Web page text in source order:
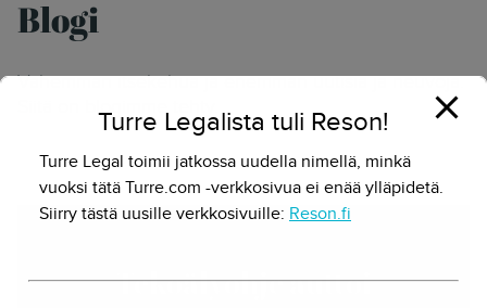
Blogi
Vähemmän itsekehua ja enemmän uutisia ja neuvoja.
Tekoälyohje auttoi
Turre Legalista tuli Reson!
Turre Legal toimii jatkossa uudella nimellä, minkä
vuoksi tätä Turre.com -verkkosivua ei enää ylläpidetä.
Siirry tästä uusille verkkosivuille: Reson.fi